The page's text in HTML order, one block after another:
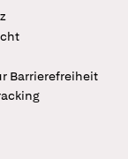
Barrierefreiheit